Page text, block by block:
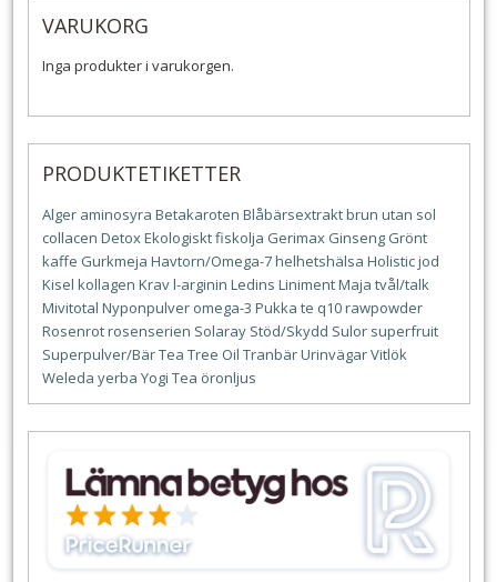
VARUKORG
Inga produkter i varukorgen.
PRODUKTETIKETTER
Alger aminosyra Betakaroten Blåbärsextraktbrun utan sol
collacen DetoxEkologisktfiskolja Gerimax Ginseng Grönt
kaffe Gurkmeja Havtorn/Omega-7helhetshälsa Holisticjod
Kisel kollagen Kravl-arginin Ledins LinimentMaja tvål/talk
Mivitotal Nyponpulver omega-3 Pukka te q10rawpowder
Rosenrotrosenserien Solaray Stöd/Skydd Sulor superfruit
Superpulver/BärTea Tree Oil TranbärUrinvägarVitlök
Weleda yerba Yogi Tea öronljus